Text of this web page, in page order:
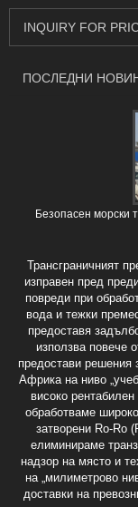
INQUIRY FOR
ПОСЛЕДНИ
Безопасен морски
Трансграничният
изправен пред
повреди при
вода и тежки
предоставя
използва повече
предостави решения
Африка на ниво
високо
обработваме
затворени Ro-Ro
елиминираме
надзор на място и
на „милиметрово
доставки на